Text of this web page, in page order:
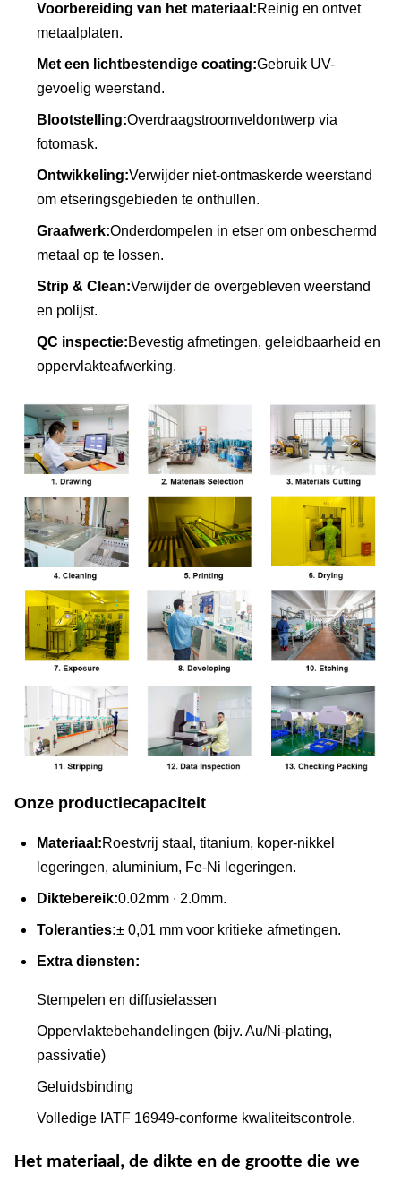
Voorbereiding van het materiaal:Reinig en ontvet
metaalplaten.
Met een lichtbestendige coating:Gebruik UV-
gevoelig weerstand.
Blootstelling:Overdraagstroomveldontwerp via
fotomask.
Ontwikkeling:Verwijder niet-ontmaskerde weerstand
om etseringsgebieden te onthullen.
Graafwerk:Onderdompelen in etser om onbeschermd
metaal op te lossen.
Strip & Clean:Verwijder de overgebleven weerstand
en polijst.
QC inspectie:Bevestig afmetingen, geleidbaarheid en
oppervlakteafwerking.
Onze productiecapaciteit
Materiaal:Roestvrij staal, titanium, koper-nikkel
legeringen, aluminium, Fe-Ni legeringen.
Diktebereik:0.02mm ∙ 2.0mm.
Toleranties:± 0,01 mm voor kritieke afmetingen.
Extra diensten:
Stempelen en diffusielassen
Oppervlaktebehandelingen (bijv. Au/Ni-plating,
passivatie)
Geluidsbinding
Volledige IATF 16949-conforme kwaliteitscontrole.
Het materiaal, de dikte en de grootte die we